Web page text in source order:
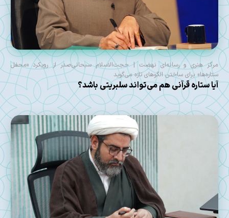
مرکز هنری و رسانه‌ای نهضت | حجت‌الاسلام سبحانی‌صدر از رویکرد «محفل
ستاره‌ها» برای ساختن الگوهای تازه می‌گوید
آیا ستاره قرآنی هم می‌تواند سلبریتی باشد؟